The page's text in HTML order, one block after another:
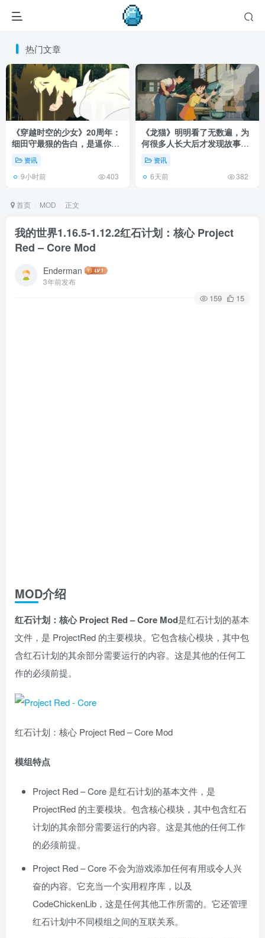
热门文章
《穿越时空的少女》20周年：
细田守最狠的告白，是逼你承
认有些夏天回不去了！
资讯
9小时前 403
《龙猫》明明看了无数遍，为
何很多人长大后才发现故事根
本不在 1988 年！
资讯
6天前 382
首页 MOD 正文
我的世界1.16.5-1.12.2红石计划：核心 Project
Red – Core Mod
Enderman
3年前发布
159 15
MOD介绍
红石计划：核心 Project Red – Core Mod是红石计划的基本
文件，是 ProjectRed 的主要模块。它包含核心模块，其中包
含红石计划的其余部分需要运行的内容。这是其他的任何工
作的必须前提。
红石计划：核心 Project Red – Core Mod
模组特点
Project Red – Core 是红石计划的基本文件，是
ProjectRed 的主要模块。包含核心模块，其中包含红石
计划的其余部分需要运行的内容。这是其他的任何工作
的必须前提。
Project Red – Core 不会为游戏添加任何有用或令人兴
奋的内容。它充当一个实用程序库，以及
CodeChickenLib，这是任何其他工作所需的。它还管理
红石计划中不同模组之间的互联关系。